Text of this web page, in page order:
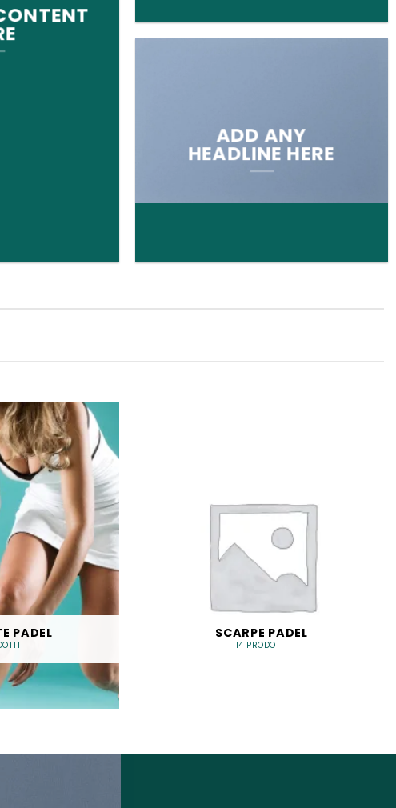
ADD ANY
HEADLINE HERE
PADEL SCARPE PADEL
14 PRODOTTI